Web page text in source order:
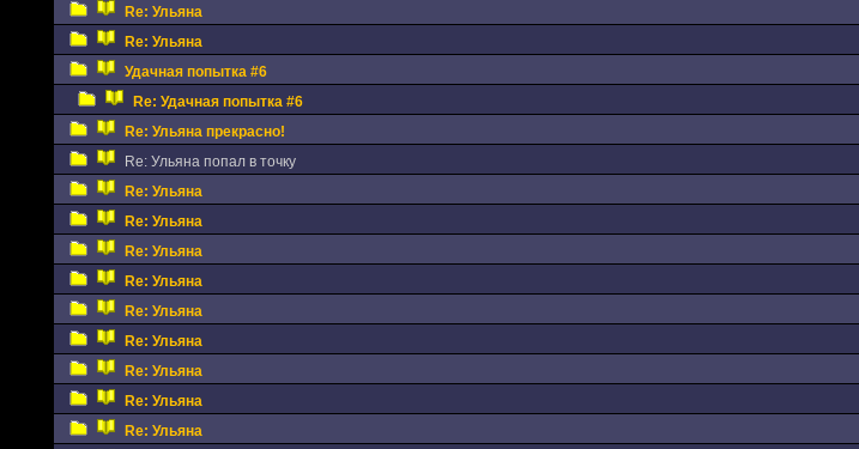
Re: Ульяна
Re: Ульяна
Удачная попытка #6
Re: Удачная попытка #6
Re: Ульяна прекрасно!
Re: Ульяна попал в точку
Re: Ульяна
Re: Ульяна
Re: Ульяна
Re: Ульяна
Re: Ульяна
Re: Ульяна
Re: Ульяна
Re: Ульяна
Re: Ульяна